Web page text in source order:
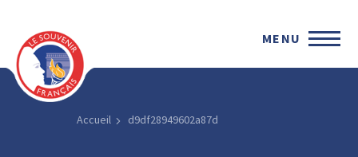
MENU
Accueil d9df28949602a87d